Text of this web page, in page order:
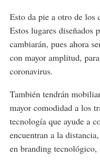
Esto da pie a otro de los
Estos lugares diseñados
cambiarán, pues ahora
con mayor amplitud,
coronavirus.
También tendrán
mayor comodidad a los
tecnología que ayude a
encuentran a la
en branding tecnológico,